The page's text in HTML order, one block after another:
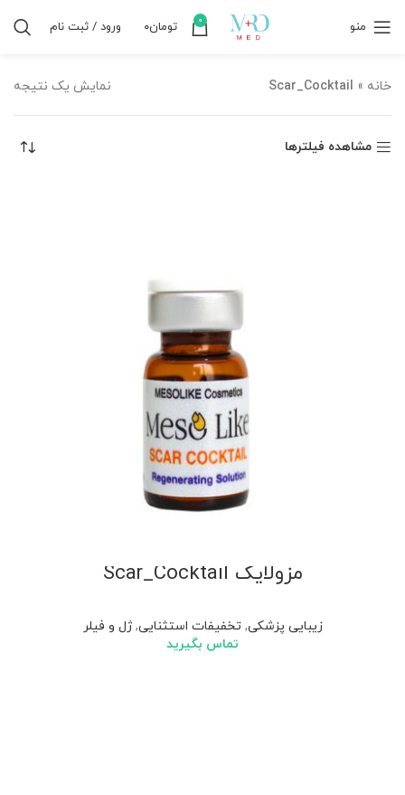
منو 0 تومان۰ ورود / ثبت نام
خانه »
Scar_Cocktail نمایش یک نتیجه
مشاهده فیلترها
مزولایک Scar_Cocktail
زیبایی پزشکی,تخفیفات استثنایی,ژل و فیلر
تماس بگیرید